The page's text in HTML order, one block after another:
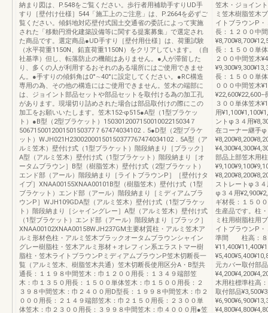
納まり図は、P.548をご覧ください。歩行者用補助手すりUD手
すり［壁付け仕様］544「施工上のご注意」は、P.2664を必ずご
覧ください。傾斜地対応壁付式国土交通省の委託によって実施
された「移動円滑化建築設備等に関する提案募集」で選定され
た商品です。選定商品●UD手すり［壁付用仕様］は、荷重試験
（水平荷重1150N、鉛直荷重1150N）をクリアしています。（自
社基準）但し、転落防止の機能はありません。●人が滞留した
り、多くの人が利用するおそれのある場所にはご使用できませ
ん。●手すりの傾斜角は0°∼40°に設定してください。●RC構造
専用の為、その他の構造にはご使用できません。笠木の端部に
は、ジョイント部品セットや部品セットを取付ける為の加工孔
があります。現場切り詰めされた場合は部品取付けの際にこの
加工をお願いいたします。笠木152-φ515●A型（1型ブラケッ
ト）●B型（2型ブラケット）150301200715001002215034７
506715001200150150377７67474034102．5●D型（2型ブラケ
ット）WJH021H23002000150150377767474034102．5A型（ア
ルミ笠木）壁付け式（1型ブラケット）階段納まり［ブラック］
A型（アルミ笠木）壁付け式（1型ブラケット）階段納まり［オ
ータムブラウン］B型（樹脂笠木）壁付け式（2型ブラケット）
エンド部（アール）階段納まり［ライトブラウンP］［壁付けタ
イプ］XNAA00155XNAA00101B型（樹脂笠木）壁付け式（1型
ブラケット）エンド部（アール）階段納まり［ミディアムブラ
ウンP］WJH109GDA型（アルミ笠木）壁付け式（1型ブラケッ
ト）階段納まり［シャイングレー］A型（アルミ笠木）壁付け式
（1型ブラケット）エンド部（アール）階段納まり［ブラック］
XNAA00102XNAA00158WJH237GM主要材質柱・アルミ笠木ア
ルミ形材色柱・アルミ笠木ブラックオータムブラウンシャイン
グレー樹脂柱・笠木アルミ形材＋オレフィン系エラストマー樹
脂柱・笠木ライトブラウンPミディアムブラウンP笠木切断長一
覧（アルミ笠木、樹脂笠木共通）笠木切断長使用区分A・B型共
通長：１１９８中間笠木：巾１２００用長：１３４９端部笠
木：巾１３５０用長：１５００単体笠木：巾１５００用長：２
３９８中間笠木：巾２４００用D型長：１９９８中間笠木：巾２
０００用長：２１４９端部笠木：巾２１５０用長：２３００単
体笠木：巾２３００用長：３９９８中間笠木：巾４０００用●笠
笠木・ジョイン
ミ笠木樹脂笠木
イトブラウンP
長：１２００中
長：１５００単
２００中間笠木
長：１５００単
０００中間笠木
¥22,600¥22,600−
３００単体笠木
用
ントφ３４用
在コーナー継手φ
部品上部笠木用
ストレートφ３４
φ３４用
ギ材長：１５０
生産品です。柱
ミ柱用樹脂柱用
イトブラウンP
準間 柱高：８０
元カバー取付部
木用柱標準柱高
取付部品